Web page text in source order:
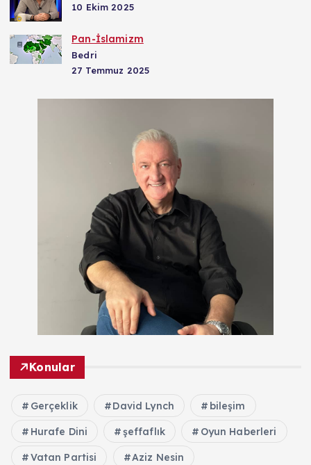
10 Ekim 2025
Pan-İslamizm
Bedri
27 Temmuz 2025
Konular
Gerçeklik David Lynch bileşim
Hurafe Dini şeffaflık Oyun Haberleri
Vatan Partisi Aziz Nesin